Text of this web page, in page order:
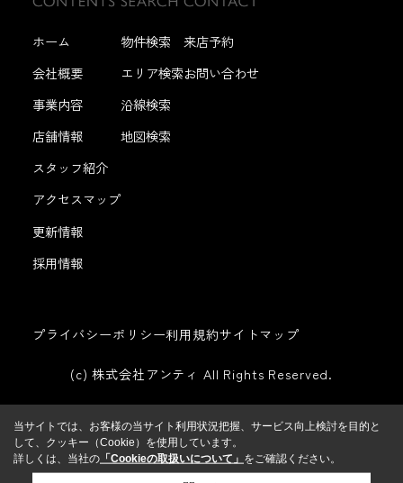
ホーム
会社概要
事業内容
店舗情報
スタッフ紹介
アクセスマップ
更新情報
採用情報
物件検索
エリア検索
沿線検索
地図検索
来店予約
お問い合わせ
プライバシーポリシー利用規約サイトマップ
(c) 株式会社アンティ All Rights Reserved.
当サイトでは、お客様の当サイト利用状況把握、サービス向上検討を目的と
して、クッキー（Cookie）を使用しています。
詳しくは、当社の 「Cookieの取扱いについて」 をご確認ください。